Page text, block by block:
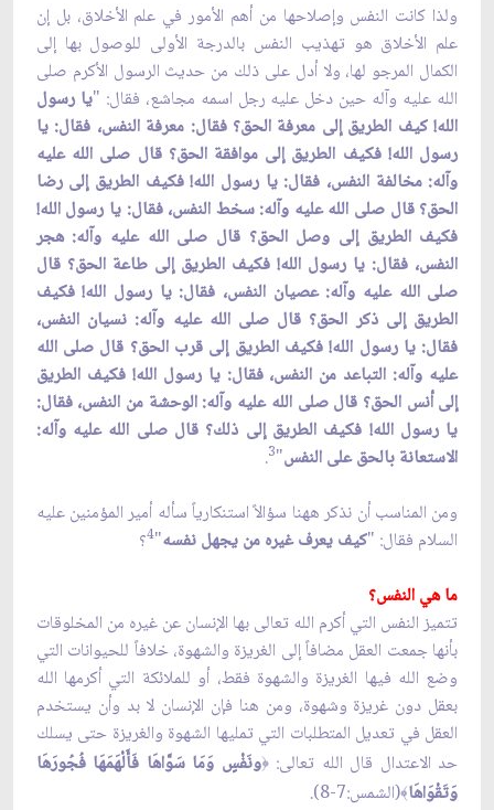
ولذا كانت النفس وإصلاحها من أهم الأمور في علم الأخلاق، بل إن
علم الأخلاق هو تهذيب النفس بالدرجة الأولى للوصول بها إلى
الكمال المرجو لها، ولا أدل على ذلك من حديث الرسول الأكرم صلى
الله عليه وآله حين دخل عليه رجل اسمه مجاشع، فقال: "يا رسول
الله! كيف الطريق إلى معرفة الحق؟ فقال: معرفة النفس، فقال: يا
رسول الله! فكيف الطريق إلى موافقة الحق؟ قال صلى الله عليه
وآله: مخالفة النفس، فقال: يا رسول الله! فكيف الطريق إلى رضا
الحق؟ قال صلى الله عليه وآله: سخط النفس، فقال: يا رسول الله!
فكيف الطريق إلى وصل الحق؟ قال صلى الله عليه وآله: هجر
النفس، فقال: يا رسول الله! فكيف الطريق إلى طاعة الحق؟ قال
صلى الله عليه وآله: عصيان النفس، فقال: يا رسول الله! فكيف
الطريق إلى ذكر الحق؟ قال صلى الله عليه وآله: نسيان النفس،
فقال: يا رسول الله! فكيف الطريق إلى قرب الحق؟ قال صلى الله
عليه وآله: التباعد من النفس، فقال: يا رسول الله! فكيف الطريق
إلى أنس الحق؟ قال صلى الله عليه وآله: الوحشة من النفس، فقال:
يا رسول الله! فكيف الطريق إلى ذلك؟ قال صلى الله عليه وآله:
الاستعانة بالحق على النفس"
3
.
ومن المناسب أن نذكر ههنا سؤالاً استنكارياً سأله أمير المؤمنين عليه
السلام فقال: "كيف يعرف غيره من يجهل نفسه"
4؟
ما هي النفس؟
تتميز النفس التي أكرم الله تعالى بها الإنسان عن غيره من المخلوقات
بأنها جمعت العقل مضافاً إلى الغريزة والشهوة، خلافاً للحيوانات التي
وضع الله فيها الغريزة والشهوة فقط، أو للملائكة التي أكرمها الله
بعقل دون غريزة وشهوة، ومن هنا فإن الإنسان لا بد وأن يستخدم
العقل في تعديل المتطلبات التي تمليها الشهوة والغريزة حتى يسلك
حد الاعتدال قال الله تعالى:﴿ونَفْسٍ وَمَا سَوَّاهَا فَأَلْهَمَهَا فُجُورَهَا
وَتَقْوَاهَا﴾(الشمس:7-8).